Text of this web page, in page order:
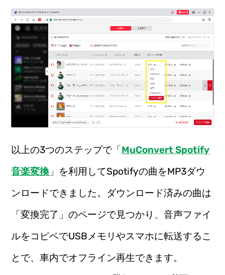
以上の3つのステップで「MuConvert Spotify
音楽変換 」を利用してSpotifyの曲をMP3ダウ
ンロードできました。ダウンロード済みの曲は
「変換完了」のページで見つかり、音声ファイ
ルをコピペでUSBメモリやスマホに転送するこ
とで、車内でオフライン再生できます。